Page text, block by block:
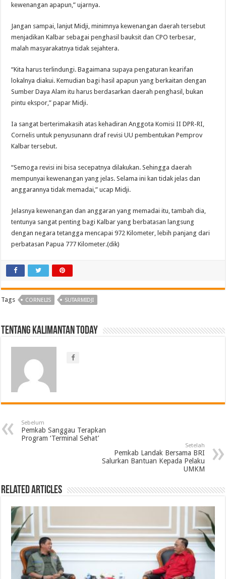
kewenangan apapun,” ujarnya.
Jangan sampai, lanjut Midji, minimnya kewenangan daerah tersebut
menjadikan Kalbar sebagai penghasil bauksit dan CPO terbesar,
malah masyarakatnya tidak sejahtera.
“Kita harus terlindungi. Bagaimana supaya pengaturan kearifan
lokalnya diakui. Kemudian bagi hasil apapun yang berkaitan dengan
Sumber Daya Alam itu harus berdasarkan daerah penghasil, bukan
pintu ekspor,” papar Midji.
Ia sangat berterimakasih atas kehadiran Anggota Komisi II DPR-RI,
Cornelis untuk penyusunann draf revisi UU pembentukan Pemprov
Kalbar tersebut.
“Semoga revisi ini bisa secepatnya dilakukan. Sehingga daerah
mempunyai kewenangan yang jelas. Selama ini kan tidak jelas dan
anggarannya tidak memadai,” ucap Midji.
Jelasnya kewenangan dan anggaran yang memadai itu, tambah dia,
tentunya sangat penting bagi Kalbar yang berbatasan langsung
dengan negara tetangga mencapai 972 Kilometer, lebih panjang dari
perbatasan Papua 777 Kilometer.(dik)
Tags CORNELIS SUTARMIDJI
Tentang Kalimantan Today
Sebelum
Pemkab Sanggau Terapkan
Program ‘Terminal Sehat’
Setelah
Pemkab Landak Bersama BRI
Salurkan Bantuan Kepada Pelaku
UMKM
Related Articles